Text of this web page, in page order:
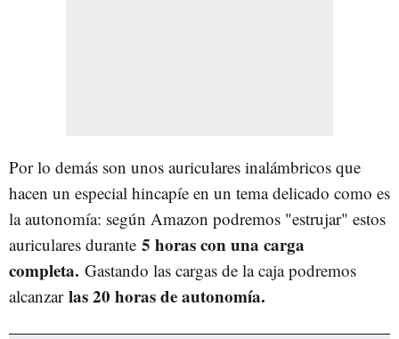
Por lo demás son unos auriculares inalámbricos que
hacen un especial hincapíe en un tema delicado como es
la autonomía: según Amazon podremos "estrujar" estos
auriculares durante 5 horas con una carga
completa. Gastando las cargas de la caja podremos
alcanzar las 20 horas de autonomía.